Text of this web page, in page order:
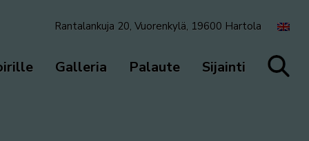
Rantalankuja 20, Vuorenkylä, 19600 Hartola
Galleria Palaute Sijainti